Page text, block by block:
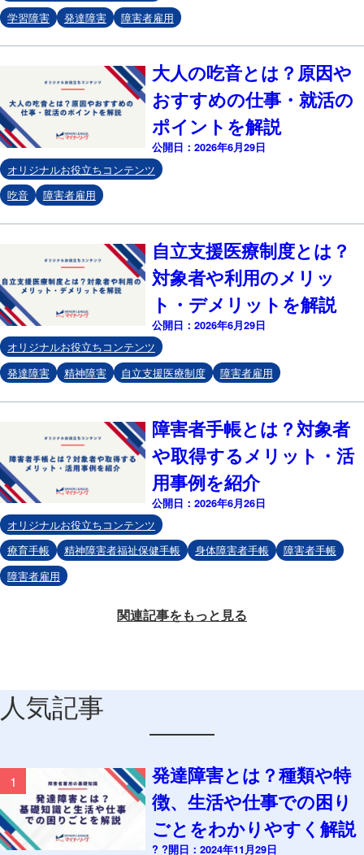
学習障害
発達障害 障害者雇用
大人の吃音とは？原因や
おすすめの仕事・就活の
ポイントを解説
公開日：2026年6月29日
オリジナルお役立ちコンテンツ
吃音
障害者雇用
自立支援医療制度とは？
対象者や利用のメリッ
ト・デメリットを解説
公開日：2026年6月29日
オリジナルお役立ちコンテンツ
発達障害
精神障害 自立支援医療制度 障害者雇用
障害者手帳とは？対象者
や取得するメリット・活
用事例を紹介
公開日：2026年6月26日
オリジナルお役立ちコンテンツ
療育手帳
精神障害者福祉保健手帳 身体障害者手帳
障害者手帳
障害者雇用
関連記事をもっと見る
人気記事
1
発達障害とは？種類や特
徴、生活や仕事での困り
ごとをわかりやすく解説
? ?開日：2024年11月29日